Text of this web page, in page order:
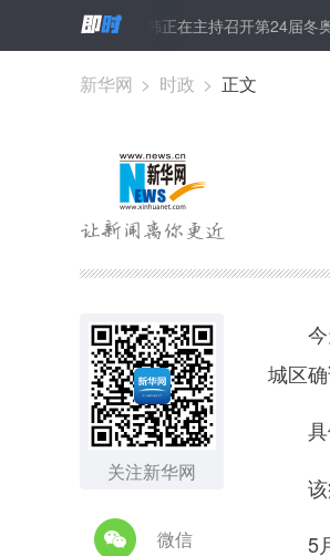
超市购物等 韩正在主持召开第24届冬
”里话小康之二
新华网 > 时政 > 正文
关注新华网
微信
今天
城区确
具
该病
5月